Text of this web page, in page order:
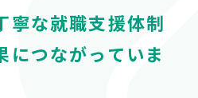
寧な就職支援体制
につながっていま